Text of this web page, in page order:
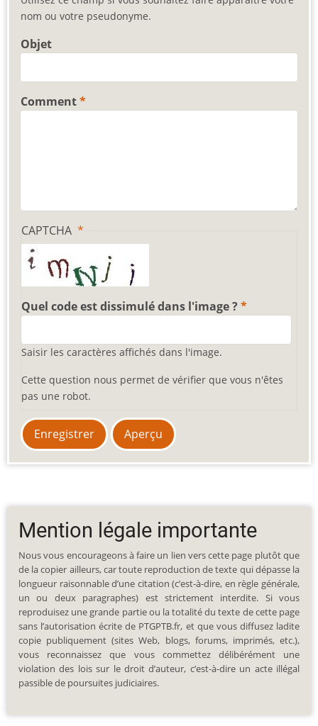
nom ou votre pseudonyme.
Objet
Comment
CAPTCHA
Quel code est dissimulé dans l'image ?
Saisir les caractères affichés dans l'image.
Cette question nous permet de vérifier que vous n'êtes
pas une robot.
Mention légale importante
Nous vous encourageons à faire un lien vers cette page plutôt que
de la copier ailleurs, car toute reproduction de texte qui dépasse la
longueur raisonnable d’une citation (c’est-à-dire, en règle générale,
un ou deux paragraphes) est strictement interdite. Si vous
reproduisez une grande partie ou la totalité du texte de cette page
sans l’autorisation écrite de PTGPTB.fr, et que vous diffusez ladite
copie publiquement (sites Web, blogs, forums, imprimés, etc.),
vous reconnaissez que vous commettez délibérément une
violation des lois sur le droit d’auteur, c’est-à-dire un acte illégal
passible de poursuites judiciaires.